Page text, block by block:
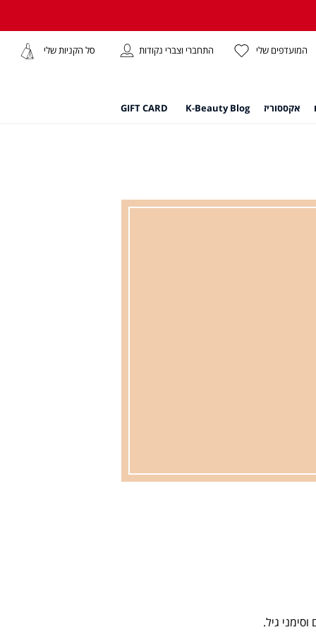
המועדפים שלי התחברי וצברי נקודות סל הקניות שלי
אקססוריז K-Beauty Blog
GIFT CARD
גיל.